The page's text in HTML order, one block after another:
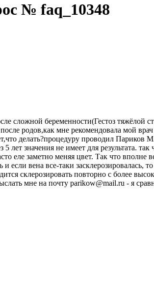
№ faq_10348
сложной беременности(Гестоз тяжёлой
родов,как мне рекомендовала мой
делать?процедуру проводил Париков
лет значения не имеет для результата.
еле заметно меняя цвет. Так что вполне
вена все-таки засклерозировалась,
склерозировать повторно с более
мне на почту parikow@mail.ru - я